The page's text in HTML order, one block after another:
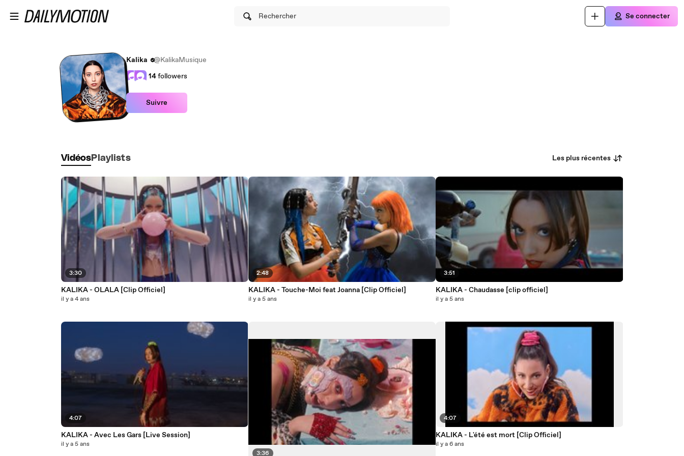
Rechercher Se connecter
Kalika
@KalikaMusique
14followers
Suivre
Vidéos Playlists Les plus récentes
3:30
KALIKA - OLALA [Clip Officiel]
il y a 4 ans
4:07
KALIKA - Avec Les Gars [Live Session]
il y a 5 ans
2:48
KALIKA - Touche-Moi feat Joanna [Clip Officiel]
il y a 5 ans
3:36
3:51
KALIKA - Chaudasse [clip officiel]
il y a 5 ans
4:07
KALIKA - L'été est mort [Clip Officiel]
il y a 6 ans